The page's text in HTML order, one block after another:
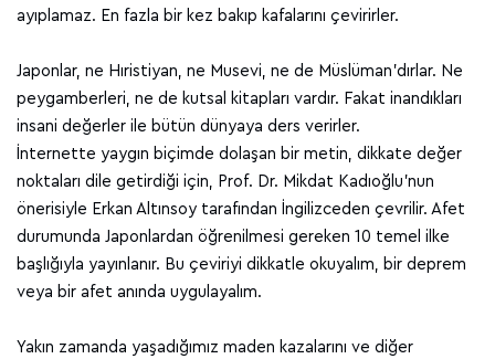
ayıplamaz. En fazla bir kez bakıp kafalarını çevirirler.
Japonlar, ne Hıristiyan, ne Musevi, ne de Müslüman’dırlar. Ne
peygamberleri, ne de kutsal kitapları vardır. Fakat inandıkları
insani değerler ile bütün dünyaya ders verirler.
İnternette yaygın biçimde dolaşan bir metin, dikkate değer
noktaları dile getirdiği için, Prof. Dr. Mikdat Kadıoğlu'nun
önerisiyle Erkan Altınsoy tarafından İngilizceden çevrilir. Afet
durumunda Japonlardan öğrenilmesi gereken 10 temel ilke
başlığıyla yayınlanır. Bu çeviriyi dikkatle okuyalım, bir deprem
veya bir afet anında uygulayalım.
Yakın zamanda yaşadığımız maden kazalarını ve diğer